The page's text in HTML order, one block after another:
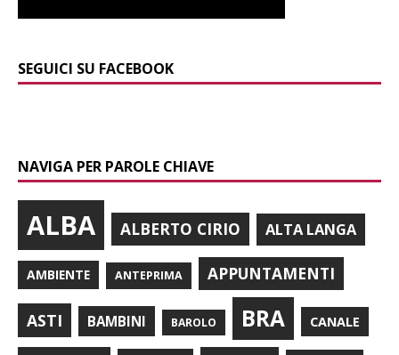
SEGUICI SU FACEBOOK
NAVIGA PER PAROLE CHIAVE
ALBA ALBERTO CIRIO ALTA LANGA
AMBIENTE ANTEPRIMA APPUNTAMENTI
ASTI BAMBINI BAROLO BRA CANALE